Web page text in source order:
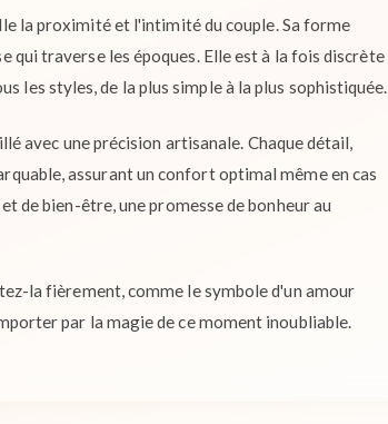
la proximité et l'intimité du couple. Sa forme
qui traverse les époques. Elle est à la fois discrète
les styles, de la plus simple à la plus sophistiquée.
avec une précision artisanale. Chaque détail,
assurant un confort optimal même en cas
de bien-être, une promesse de bonheur au
la fièrement, comme le symbole d'un amour
par la magie de ce moment inoubliable.